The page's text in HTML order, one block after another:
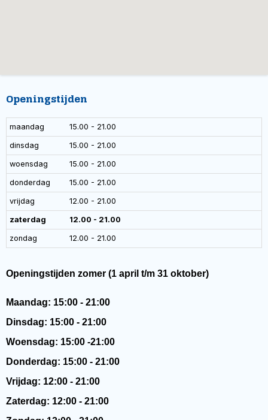
Openingstijden
maandag 15.00 - 21.00
dinsdag 15.00 - 21.00
woensdag 15.00 - 21.00
donderdag 15.00 - 21.00
vrijdag 12.00 - 21.00
zaterdag 12.00 - 21.00
zondag 12.00 - 21.00
Openingstijden zomer (1 april t/m 31 oktober)
Maandag: 15:00 - 21:00
Dinsdag: 15:00 - 21:00
Woensdag: 15:00 -21:00
Donderdag: 15:00 - 21:00
Vrijdag: 12:00 - 21:00
Zaterdag: 12:00 - 21:00